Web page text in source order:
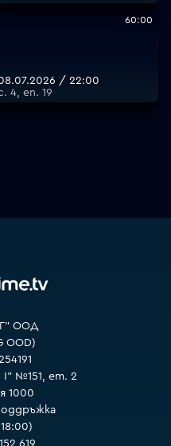
60:00
/ 22:00
4, еп. 19
ООД
OOD)
I" №151, ет. 2
1000
619